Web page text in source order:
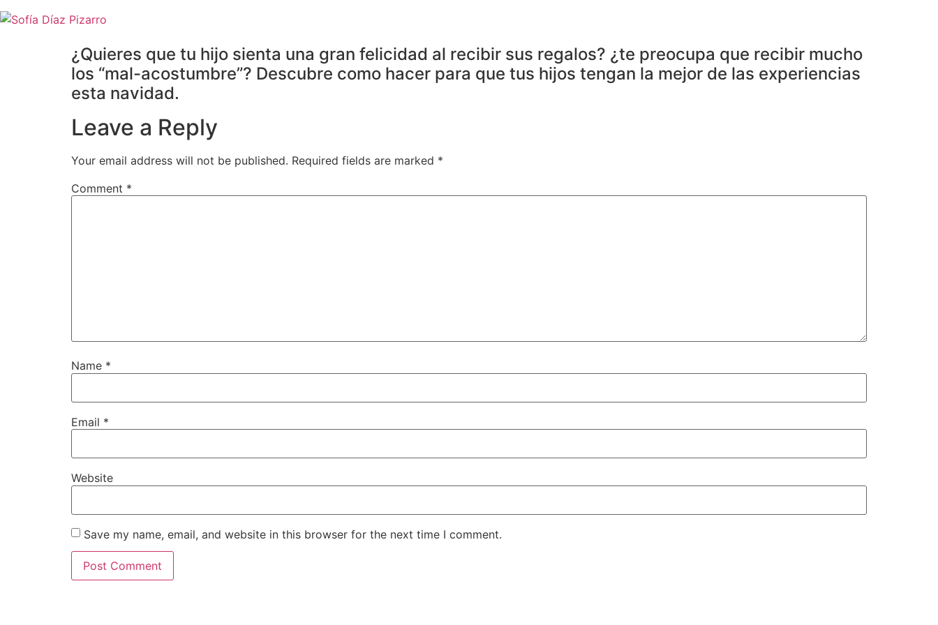
Skip
to
¿Quieres que tu hijo sienta una gran felicidad al recibir sus regalos? ¿te preocupa que recibir mucho
los “mal-acostumbre”? Descubre como hacer para que tus hijos tengan la mejor de las experiencias
esta navidad.
Leave a Reply
Your email address will not be published. Required fields are marked *
Comment *
Name *
Email *
Website
Save my name, email, and website in this browser for the next time I comment.